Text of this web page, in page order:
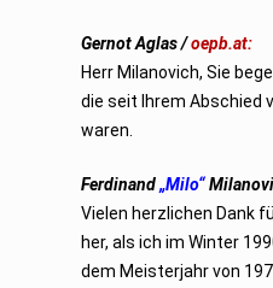
Gernot Aglas /oepb.at:
Herr Milanovich, Sie
die seit Ihrem Abschied
waren.
Ferdinand„Milo“
Vielen herzlichen Dank
her, als ich im Winter
dem Meisterjahr von